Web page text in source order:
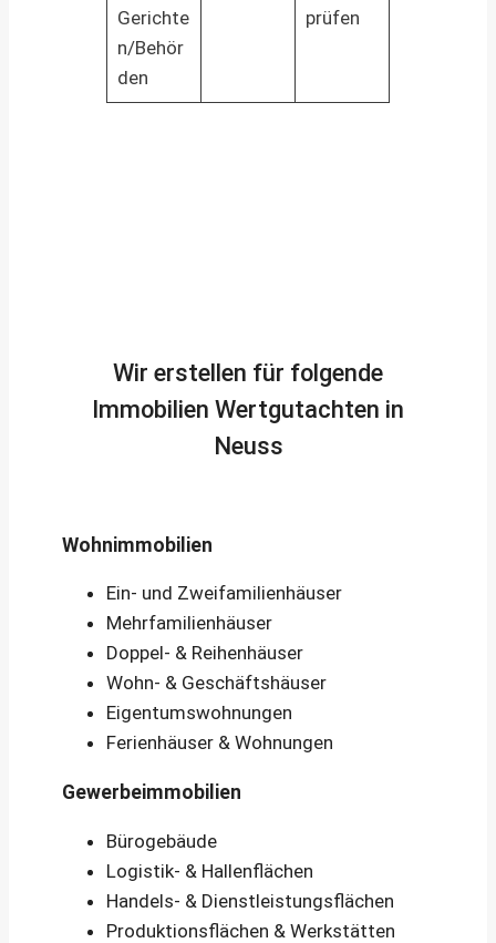
Gerichte
n/Behör
den
prüfen
Wir erstellen für folgende
Immobilien Wertgutachten in
Neuss
Wohnimmobilien
Ein- und Zweifamilienhäuser
Mehrfamilienhäuser
Doppel- & Reihenhäuser
Wohn- & Geschäftshäuser
Eigentumswohnungen
Ferienhäuser & Wohnungen
Gewerbeimmobilien
Bürogebäude
Logistik- & Hallenflächen
Handels- & Dienstleistungsflächen
Produktionsflächen & Werkstätten